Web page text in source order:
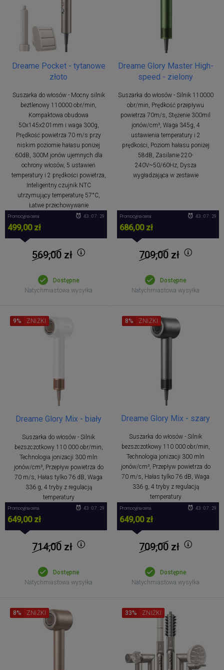
Dreame Pocket - tytanowe
złoto
Suszarka do włosów - Mocny silnik
beztlenowy 110000 obr/min,
Kompaktowa obudowa
50x145x201mm i waga 300g,
Prędkość powietrza 70 m/s przy
niskim poziomie hałasu poniżej
60dB, 300M jonów ujemnych dla
ochrony włosów, 5 ustawień
temperatury i 2 prędkości powietrza,
Inteligentny czujnik NTC
utrzymujący temperaturę 57°C,
Łatwe przechowywanie
Promocyjna cena
499,00 zł
43 : 07 : 28
569,00zł
Dostępne
Natychmiastowa wysyłka
Dreame Glory Master High-
speed - zielony
Suszarka do włosów - Silnik 110000
obr/min, Prędkość przepływu
powietrza 70m/s, Stężenie 300mil
jonów/cm³, Waga 345g, 4
ustawienia temperatury i 2
prędkości, Poziom hałasu poniżej
58dB, Zasilanie 220-
240V~50/60Hz, Dysza
wygładzająca w zestawie
Promocyjna cena
686,00 zł
43 : 07 : 28
709,00zł
Dostępne
Natychmiastowa wysyłka
Dreame Glory Mix - biały
Suszarka do włosów - Silnik
bezszczotkowy 110 000 obr/min,
Technologia jonizacji 300 mln
jonów/cm³, Przepływ powietrza do
70 m/s, Hałas tylko 76 dB, Waga
336 g, 4 tryby z regulacją
temperatury
9% ZNIŻKI
Promocyjna cena
649,00 zł
43 : 07 : 28
714,00zł
Dostępne
Natychmiastowa wysyłka
Dreame Glory Mix - szary
Suszarka do włosów - Silnik
bezszczotkowy 110 000 obr/min,
Technologia jonizacji 300 mln
jonów/cm³, Przepływ powietrza do
70 m/s, Hałas tylko 76 dB, Waga
336 g, 4 tryby z regulacją
temperatury
8% ZNIŻKI
Promocyjna cena
649,00 zł
43 : 07 : 28
709,00zł
Dostępne
Natychmiastowa wysyłka
8% ZNIŻKI 33% ZNIŻKI